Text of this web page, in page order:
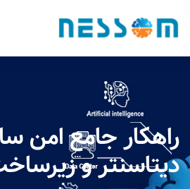
راهکار جامع امن
دیتاسنتر و